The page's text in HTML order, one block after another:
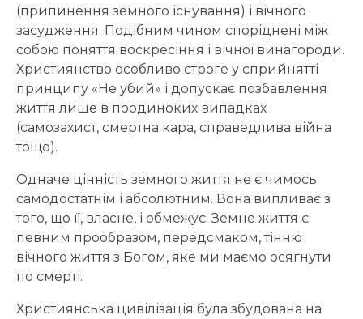
(припинення земного існування) і вічного
засудження. Подібним чином споріднені між
собою поняття воскресіння і вічної винагороди.
Християнство особливо строге у сприйнятті
принципу «Не убий» і допускає позбавлення
життя лише в поодиноких випадках
(самозахист, смертна кара, справедлива війна
тощо).
Одначе цінність земного життя не є чимось
самодостатнім і абсолютним. Вона випливає з
того, що її, власне, і обмежує. Земне життя є
певним прообразом, передсмаком, тінню
вічного життя з Богом, яке ми маємо осягнути
по смерті.
Християнська цивілізація була збудована на